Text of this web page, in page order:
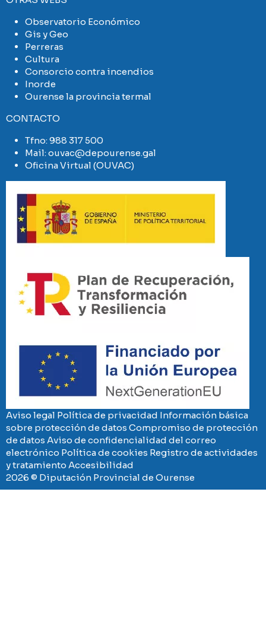
Observatorio Económico
Gis y Geo
Perreras
Cultura
Consorcio contra incendios
Inorde
Ourense la provincia termal
CONTACTO
Tfno:988 317 500
Mail:ouvac@depourense.gal
Oficina Virtual (OUVAC)
Aviso legal Política de privacidad Información básica
sobre protección de datos Compromiso de protección
de datos Aviso de confidencialidad del correo
electrónico Política de cookies Registro de actividades
y tratamiento Accesibilidad
2026 © Diputación Provincial de Ourense